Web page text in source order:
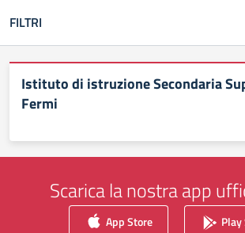
FILTRI
Istituto di istruzione Secondaria
Fermi
Scarica la nostra app
App Store